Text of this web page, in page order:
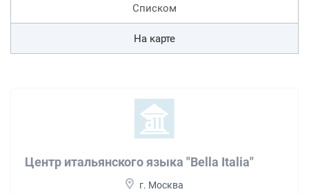
Списком
На карте
Центр итальянского языка "Bella Italia"
г. Москва